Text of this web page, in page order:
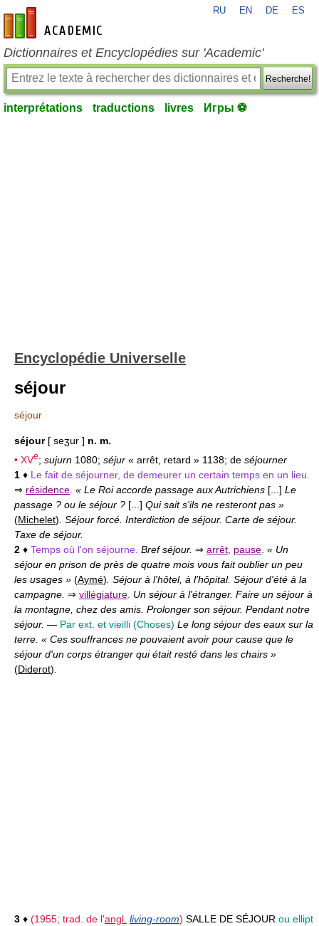
fr-academic.com
RU EN DE ES
Dictionnaires et Encyclopédies sur 'Academic'
Recherche!
interprétations traductions livres Игры ⚽
Encyclopédie Universelle
séjour
séjour
séjour[ seʒur ] n. m.
• XVe; sujurn 1080; séjur « arrêt, retard » 1138; de séjourner
1 ♦ Le fait de séjourner, de demeurer un certain temps en un lieu.
⇒ résidence « Le Roi accorde passage aux Autrichiens [...] Le
passage ? ou le séjour ? [...] Qui sait s'ils ne resteront pas »
(Michelet) . Séjour forcé. Interdiction de séjour. Carte de séjour.
Taxe de séjour.
2 ♦ Temps où l'on séjourne. Bref séjour. ⇒ arrêt pause « Un
séjour en prison de près de quatre mois vous fait oublier un peu
les usages » (Aymé) . Séjour à l'hôtel, à l'hôpital. Séjour d'été à la
campagne. ⇒ villégiature Un séjour à l'étranger. Faire un séjour à
la montagne, chez des amis. Prolonger son séjour. Pendant notre
séjour. — Par ext. et vieilli (Choses) Le long séjour des eaux sur la
terre. « Ces souffrances ne pouvaient avoir pour cause que le
séjour d'un corps étranger qui était resté dans les chairs »
(Diderot)
3 ♦ (1955; trad. de l'angl. living-room) SALLE DE SÉJOUR ou ellipt